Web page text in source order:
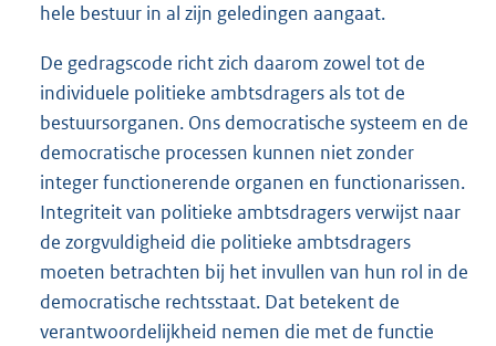
hele bestuur in al zijn geledingen aangaat.
De gedragscode richt zich daarom zowel tot de
individuele politieke ambtsdragers als tot de
bestuursorganen. Ons democratische systeem en de
democratische processen kunnen niet zonder
integer functionerende organen en functionarissen.
Integriteit van politieke ambtsdragers verwijst naar
de zorgvuldigheid die politieke ambtsdragers
moeten betrachten bij het invullen van hun rol in de
democratische rechtsstaat. Dat betekent de
verantwoordelijkheid nemen die met de functie